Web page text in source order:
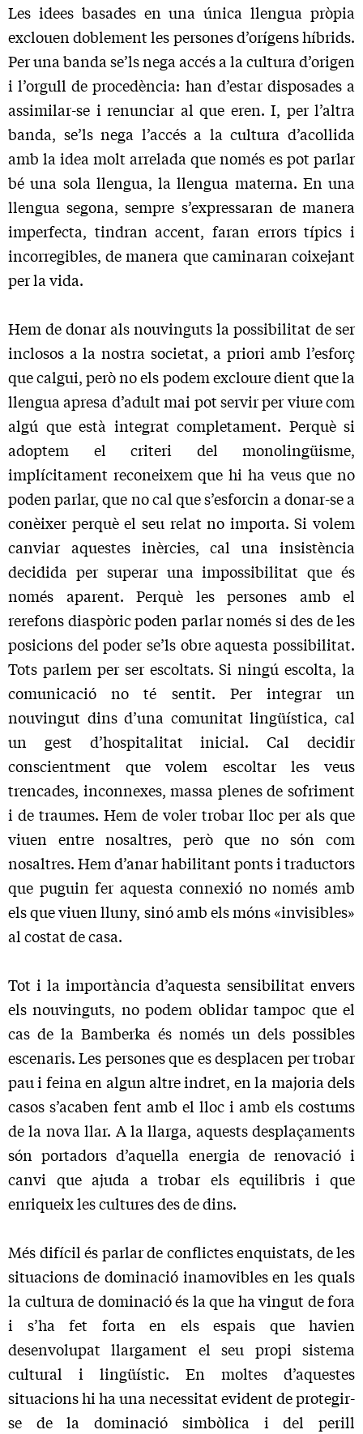
Les idees basades en una única llengua pròpia
exclouen do­blement les persones d’orígens híbrids.
Per una banda se’ls nega accés a la cultura d’origen
i l’orgull de procedència: han d’estar disposades a
assimilar-se i renunciar al que eren. I, per l’altra
banda, se’ls nega l’accés a la cultura d’acollida
amb la idea molt arrelada que només es pot parlar
bé una sola llengua, la llengua materna. En una
llengua segona, sempre s’expressaran de manera
imperfecta, tindran accent, faran errors típics i
incorregibles, de manera que caminaran coixejant
per la vida.
Hem de donar als nouvinguts la possibilitat de ser
inclosos a la nostra societat, a priori amb l’esforç
que calgui, però no els podem excloure dient que la
llengua apresa d’adult mai pot servir per viure com
algú que està integrat completament. Perquè si
adoptem el criteri del monolingüisme,
implícitament reconeixem que hi ha veus que no
poden parlar, que no cal que s’esforcin a donar-se a
conèixer perquè el seu relat no importa. Si volem
canviar aquestes inèrcies, cal una insistència
decidida per superar una impossibi­litat que és
només aparent. Perquè les persones amb el
rerefons diaspòric poden parlar només si des de les
posicions del poder se’ls obre aquesta possibilitat.
Tots parlem per ser escoltats. Si ningú escolta, la
comunicació no té sentit. Per integrar un
nouvingut dins d’una comunitat lingüística, cal
un gest d’hospitalitat inicial. Cal decidir
conscientment que volem escoltar les veus
trencades, inconnexes, massa plenes de sofriment
i de traumes. Hem de voler trobar lloc per als que
viuen entre nosaltres, però que no són com
nosaltres. Hem d’anar habilitant ponts i traductors
que puguin fer aquesta connexió no només amb
els que viuen lluny, sinó amb els móns «invisibles»
al costat de casa.
Tot i la importància d’aquesta sensibilitat envers
els nouvin­guts, no podem oblidar tampoc que el
cas de la Bamberka és només un dels possibles
escenaris. Les persones que es desplacen per trobar
pau i feina en algun altre indret, en la majoria dels
casos s’acaben fent amb el lloc i amb els costums
de la nova llar. A la llarga, aquests desplaçaments
són portadors d’aquella energia de renovació i
canvi que ajuda a trobar els equilibris i que
enriqueix les cultures des de dins.
Més difícil és parlar de conflictes enquistats, de les
situacions de dominació inamovibles en les quals
la cultura de dominació és la que ha vingut de fora
i s’ha fet forta en els espais que havien
desenvolupat llargament el seu propi sistema
cultural i lingüístic. En moltes d’aquestes
situacions hi ha una necessitat evident de protegir-
se de la dominació simbòlica i del perill